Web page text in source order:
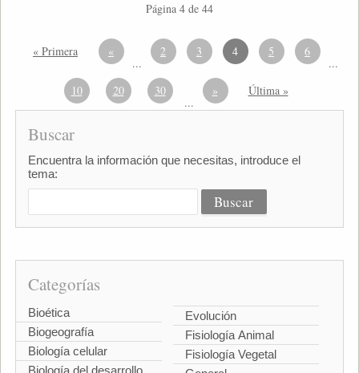
Página 4 de 44
« Primera «
...
2 3 4 5 6
...
10
20 30
...
» Última »
Buscar
Encuentra la información que necesitas, introduce el
tema:
Categorías
Bioética
Biogeografía
Biología celular
Biología del desarrollo
Evolución
Fisiología Animal
Fisiología Vegetal